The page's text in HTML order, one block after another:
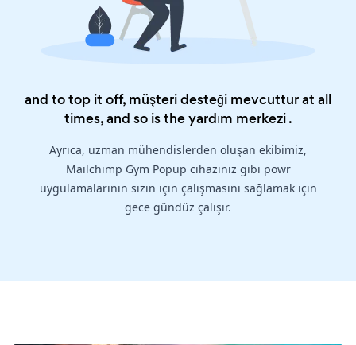
and to top it off, müşteri desteği mevcuttur at all
times, and so is theyardım merkezi.
Ayrıca, uzman mühendislerden oluşan ekibimiz,
Mailchimp Gym Popup cihazınız gibi powr
uygulamalarının sizin için çalışmasını sağlamak için
gece gündüz çalışır.